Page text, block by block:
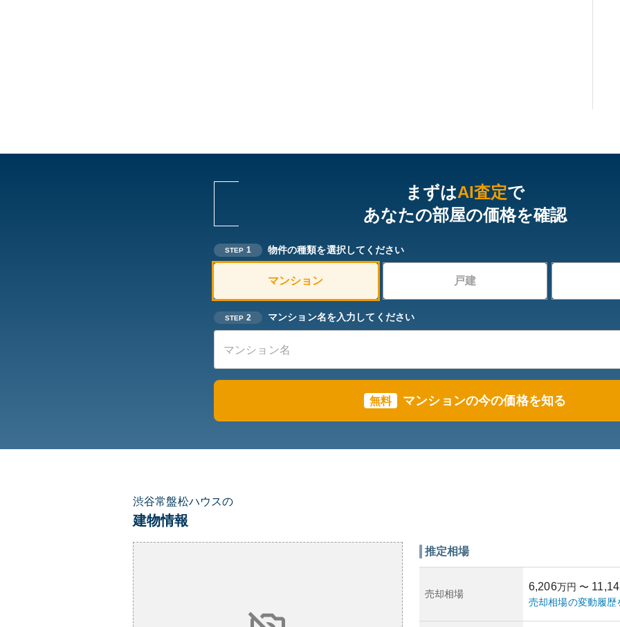
まずはAI査定で
あなたの部屋の価格を確認
STEP 1 物件の種類を選択してください
マンション 戸建
STEP 2 マンション名を入力してください
無料 マンションの今の価格を知る
渋谷常盤松ハウスの
建物情報
推定相場
売却相場
6,206万円 〜
売却相場の変動履歴